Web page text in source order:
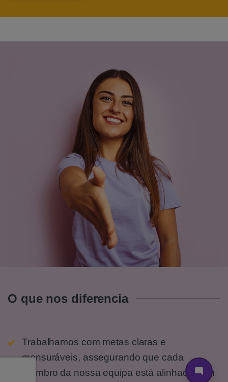
O que nos diferencia
Trabalhamos com metas claras e
mensuráveis, assegurando que cada
membro da nossa equipa está alinhado com